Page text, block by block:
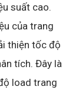
suất cao.
của trang
thiện tốc độ
tích. Đây là
load trang